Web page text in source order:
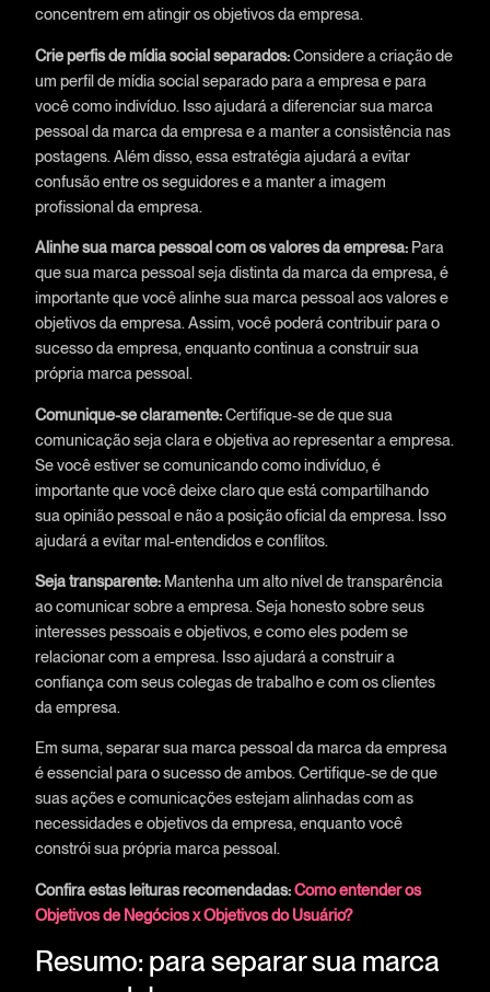
concentrem em atingir os objetivos da empresa.
Crie perfis de mídia social separados:Considere a criação de
um perfil de mídia social separado para a empresa e para
você como indivíduo. Isso ajudará a diferenciar sua marca
pessoal da marca da empresa e a manter a consistência nas
postagens. Além disso, essa estratégia ajudará a evitar
confusão entre os seguidores e a manter a imagem
profissional da empresa.
Alinhe sua marca pessoal com os valores da empresa:Para
que sua marca pessoal seja distinta da marca da empresa, é
importante que você alinhe sua marca pessoal aos valores e
objetivos da empresa. Assim, você poderá contribuir para o
sucesso da empresa, enquanto continua a construir sua
própria marca pessoal.
Comunique-se claramente:Certifique-se de que sua
comunicação seja clara e objetiva ao representar a empresa.
Se você estiver se comunicando como indivíduo, é
importante que você deixe claro que está compartilhando
sua opinião pessoal e não a posição oficial da empresa. Isso
ajudará a evitar mal-entendidos e conflitos.
Seja transparente:Mantenha um alto nível de transparência
ao comunicar sobre a empresa. Seja honesto sobre seus
interesses pessoais e objetivos, e como eles podem se
relacionar com a empresa. Isso ajudará a construir a
confiança com seus colegas de trabalho e com os clientes
da empresa.
Em suma, separar sua marca pessoal da marca da empresa
é essencial para o sucesso de ambos. Certifique-se de que
suas ações e comunicações estejam alinhadas com as
necessidades e objetivos da empresa, enquanto você
constrói sua própria marca pessoal.
Confira estas leituras recomendadas:Como entender os
Objetivos de Negócios x Objetivos do Usuário?
Resumo: para separar sua marca